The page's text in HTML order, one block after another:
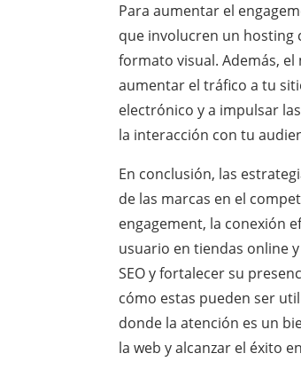
Para aumentar el
que involucren un hosting
formato visual. Además,
aumentar el tráfico a tu
electrónico y a impulsar
la interacción con tu
En conclusión, las
de las marcas en el
engagement, la conexión
usuario en tiendas online
SEO y fortalecer su
cómo estas pueden ser
donde la atención es un
la web y alcanzar el éxito